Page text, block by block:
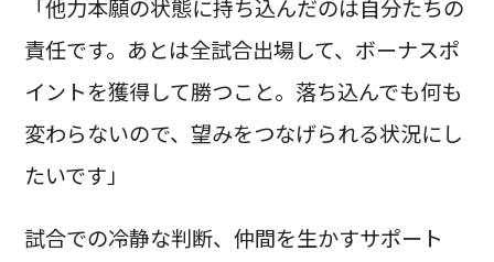
「他力本願の状態に持ち込んだのは自分たちの
責任です。あとは全試合出場して、ボーナスポ
イントを獲得して勝つこと。落ち込んでも何も
変わらないので、望みをつなげられる状況にし
たいです」
試合での冷静な判断、仲間を生かすサポート